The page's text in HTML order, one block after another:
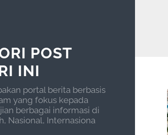
POST
INI
portal berita berbasis
yang fokus kepada
berbagai informasi di
Nasional, Internasiona